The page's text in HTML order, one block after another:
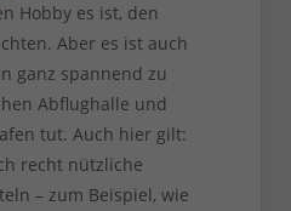
Hobby es ist, den
Aber es ist auch
ganz spannend zu
Abflughalle und
tut. Auch hier gilt:
recht nützliche
– zum Beispiel, wie